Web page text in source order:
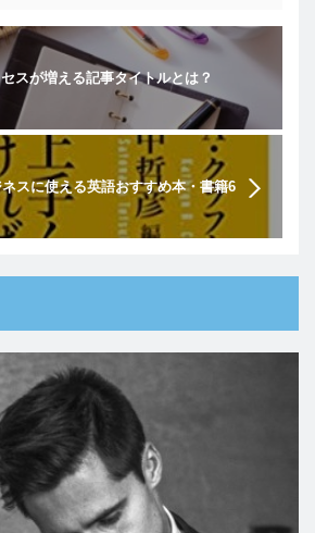
スが増える記事タイトルとは？
スに使える英語おすすめ本・書籍6